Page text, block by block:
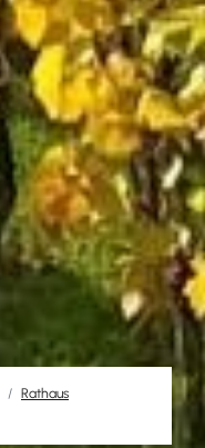
Rathaus